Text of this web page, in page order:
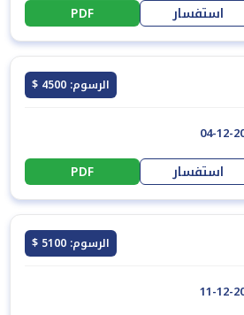
استفسار PDF
الرسوم: 4500 $
04-12-
استفسار PDF
الرسوم: 5100 $
11-12-